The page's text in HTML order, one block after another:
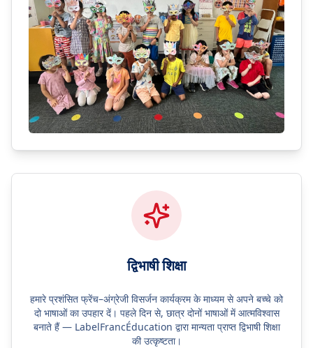
द्विभाषी शिक्षा
हमारे प्रशंसित फ्रेंच–अंग्रेजी विसर्जन कार्यक्रम के माध्यम से अपने बच्चे को
दो भाषाओं का उपहार दें। पहले दिन से, छात्र दोनों भाषाओं में आत्मविश्वास
बनाते हैं — LabelFrancÉducation द्वारा मान्यता प्राप्त द्विभाषी शिक्षा
की उत्कृष्टता।